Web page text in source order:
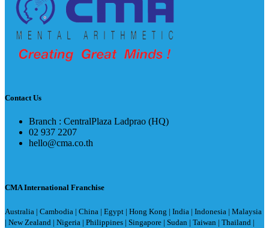
Contact Us
Branch : CentralPlaza Ladprao (HQ)
02 937 2207
hello@cma.co.th
CMA International Franchise
Australia | Cambodia | China | Egypt | Hong Kong | India | Indonesia | Malaysia
| New Zealand | Nigeria | Philippines | Singapore | Sudan | Taiwan | Thailand |